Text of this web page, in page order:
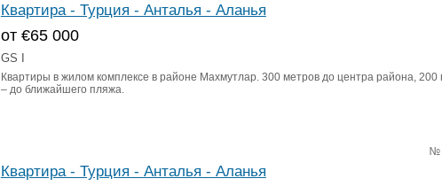
Квартира - Турция - Анталья - Аланья
от €65 000
GS I
Квартиры в жилом комплексе в районе Махмутлар. 300 метров до центра района, 200
– до ближайшего пляжа.
№
Квартира - Турция - Анталья - Аланья